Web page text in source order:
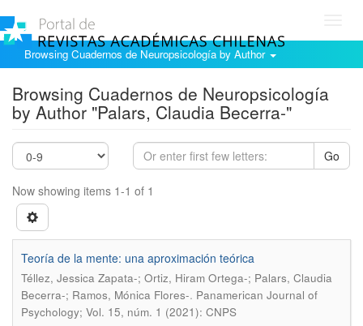
Browsing Cuadernos de Neuropsicología by Author
Browsing Cuadernos de Neuropsicología
by Author "Palars, Claudia Becerra-"
Go
Now showing items 1-1 of 1
Teoría de la mente: una aproximación teórica
Téllez, Jessica Zapata-; Ortiz, Hiram Ortega-; Palars, Claudia
Becerra-; Ramos, Mónica Flores-. Panamerican Journal of
Psychology; Vol. 15, núm. 1 (2021): CNPS